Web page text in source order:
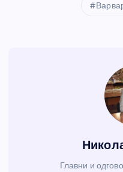
Главни и